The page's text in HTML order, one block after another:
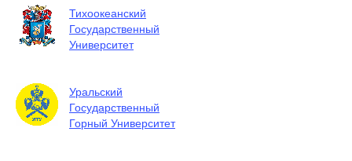
Тихоокеанский
Государственный
Университет
Уральский
Государственный
Горный Университет